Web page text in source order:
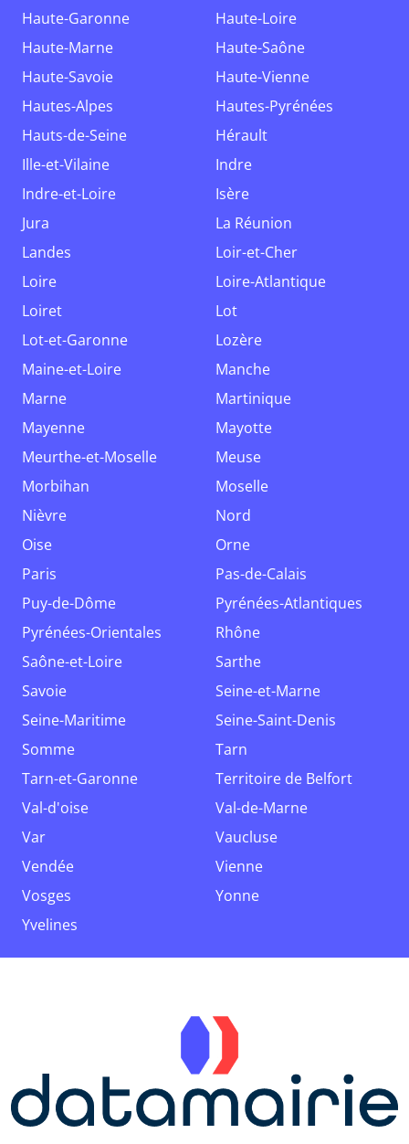
Haute-Garonne
Haute-Loire
Haute-Marne
Haute-Saône
Haute-Savoie
Haute-Vienne
Hautes-Alpes
Hautes-Pyrénées
Hauts-de-Seine
Hérault
Ille-et-Vilaine
Indre
Indre-et-Loire
Isère
Jura
La Réunion
Landes
Loir-et-Cher
Loire
Loire-Atlantique
Loiret
Lot
Lot-et-Garonne
Lozère
Maine-et-Loire
Manche
Marne
Martinique
Mayenne
Mayotte
Meurthe-et-Moselle
Meuse
Morbihan
Moselle
Nièvre
Nord
Oise
Orne
Paris
Pas-de-Calais
Puy-de-Dôme
Pyrénées-Atlantiques
Pyrénées-Orientales
Rhône
Saône-et-Loire
Sarthe
Savoie
Seine-et-Marne
Seine-Maritime
Seine-Saint-Denis
Somme
Tarn
Tarn-et-Garonne
Territoire de Belfort
Val-d'oise
Val-de-Marne
Var
Vaucluse
Vendée
Vienne
Vosges
Yonne
Yvelines